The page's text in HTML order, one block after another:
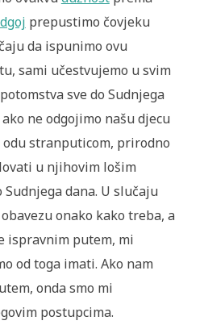
prepustimo čovjeku
da ispunimo ovu
sami učestvujemo u svim
sve do Sudnjega
ne odgojimo našu djecu
stranputicom, prirodno
u nji­hovim lošim
dana. U slučaju
onako kako treba, a
ispravnim putem, mi
od toga imati. Ako nam
onda smo mi
postupcima.